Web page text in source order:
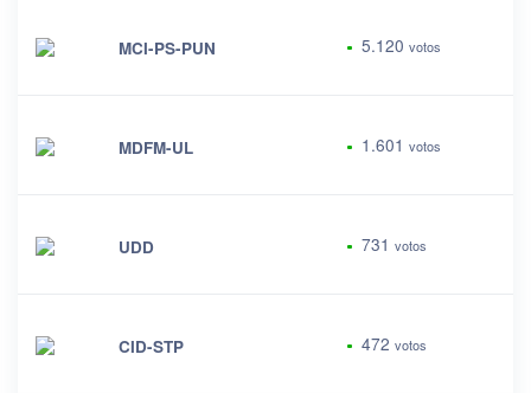
MCI-PS-PUN 5.120 votos
MDFM-UL 1.601 votos
UDD 731 votos
CID-STP 472 votos